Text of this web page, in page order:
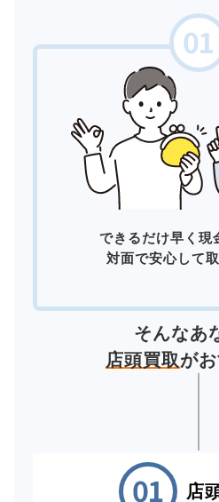
できるだけ早く現
対面で安心して
そんなあ
店頭買取が
店